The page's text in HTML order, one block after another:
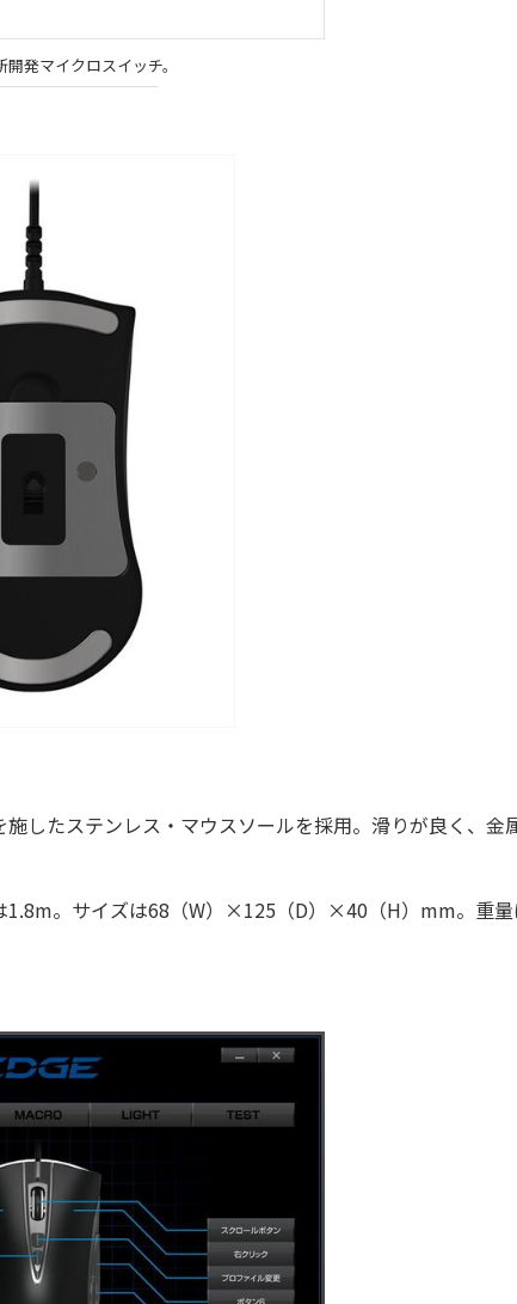
発マイクロスイッチ。
したステンレス・マウスソールを採用。滑りが良く、金
。サイズは68（W）×125（D）×40（H）mm。重